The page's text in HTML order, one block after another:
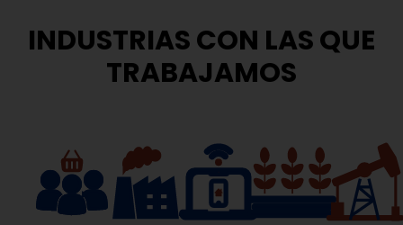
INDUSTRIAS CON LAS QUE
TRABAJAMOS